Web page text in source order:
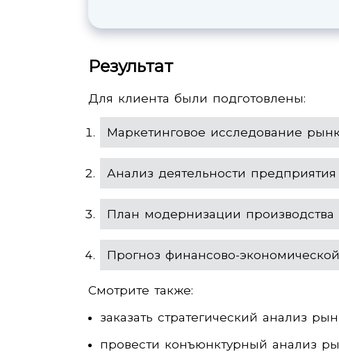
Результат
Для клиента были подготовлены:
Маркетинговое исследование
Анализ деятельности предприятия
План модернизации производства
Прогноз финансово-
Смотрите также:
заказать стратегический анализ
провести конъюнктурный анализ